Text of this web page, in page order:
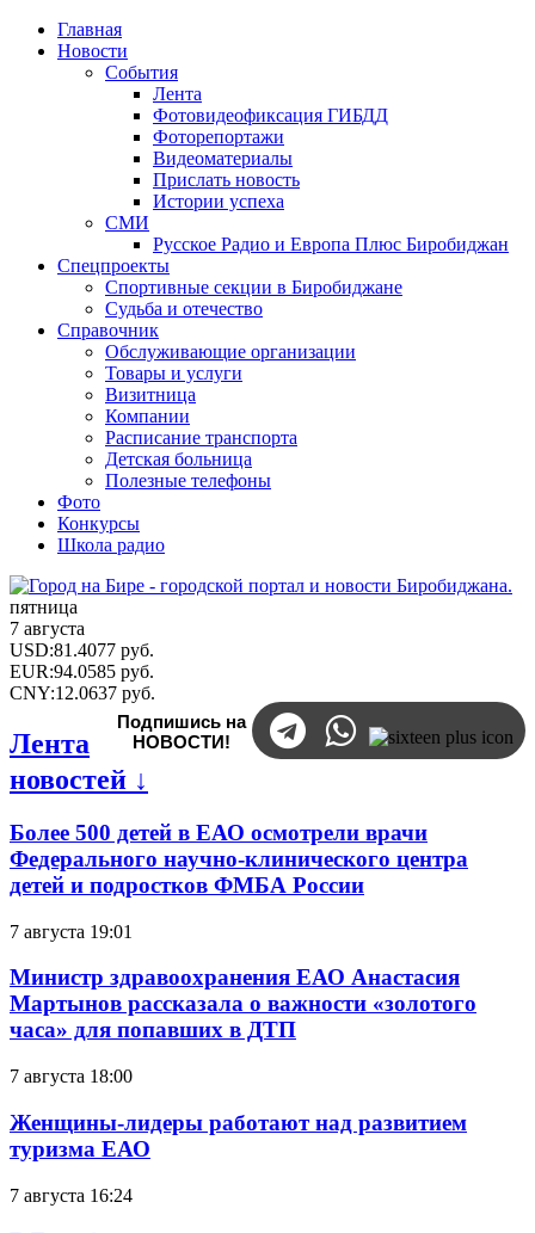
Главная
Новости
События
Лента
Фотовидеофиксация ГИБДД
Фоторепортажи
Видеоматериалы
Прислать новость
Истории успеха
СМИ
Русское Радио и Европа Плюс Биробиджан
Спецпроекты
Спортивные секции в Биробиджане
Судьба и отечество
Справочник
Обслуживающие организации
Товары и услуги
Визитница
Компании
Расписание транспорта
Детская больница
Полезные телефоны
Фото
Конкурсы
Школа радио
пятница
7 августа
USD:81.4077 руб.
EUR:94.0585 руб.
CNY:12.0637 руб.
Подпишись на
НОВОСТИ!
Лента
новостей ↓
Более 500 детей в ЕАО осмотрели врачи
Федерального научно-клинического центра
детей и подростков ФМБА России
7 августа 19:01
Министр здравоохранения ЕАО Анастасия
Мартынов рассказала о важности «золотого
часа» для попавших в ДТП
7 августа 18:00
Женщины-лидеры работают над развитием
туризма ЕАО
7 августа 16:24